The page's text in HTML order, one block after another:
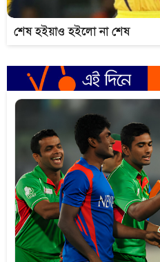
শেষ হইয়াও হইলো না শেষ